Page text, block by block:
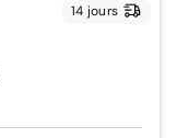
14 jours